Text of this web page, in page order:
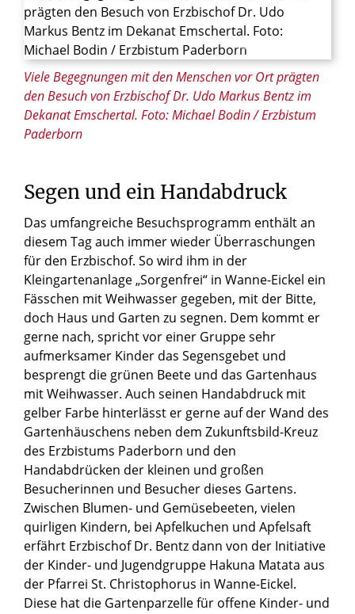
© Foto: Michael Bodin / Erzbistum
Viele Begegnungen mit den Menschen vor Ort prägten
den Besuch von Erzbischof Dr. Udo Markus Bentz im
Dekanat Emschertal. Foto: Michael Bodin / Erzbistum
Paderborn
Segen und ein Handabdruck
Das umfangreiche Besuchsprogramm enthält an
diesem Tag auch immer wieder Überraschungen
für den Erzbischof. So wird ihm in der
Kleingartenanlage „Sorgenfrei“ in Wanne-Eickel ein
Fässchen mit Weihwasser gegeben, mit der Bitte,
doch Haus und Garten zu segnen. Dem kommt er
gerne nach, spricht vor einer Gruppe sehr
aufmerksamer Kinder das Segensgebet und
besprengt die grünen Beete und das Gartenhaus
mit Weihwasser. Auch seinen Handabdruck mit
gelber Farbe hinterlässt er gerne auf der Wand des
Gartenhäuschens neben dem Zukunftsbild-Kreuz
des Erzbistums Paderborn und den
Handabdrücken der kleinen und großen
Besucherinnen und Besucher dieses Gartens.
Zwischen Blumen- und Gemüsebeeten, vielen
quirligen Kindern, bei Apfelkuchen und Apfelsaft
erfährt Erzbischof Dr. Bentz dann von der Initiative
der Kinder- und Jugendgruppe Hakuna Matata aus
der Pfarrei St. Christophorus in Wanne-Eickel.
Diese hat die Gartenparzelle für offene Kinder- und